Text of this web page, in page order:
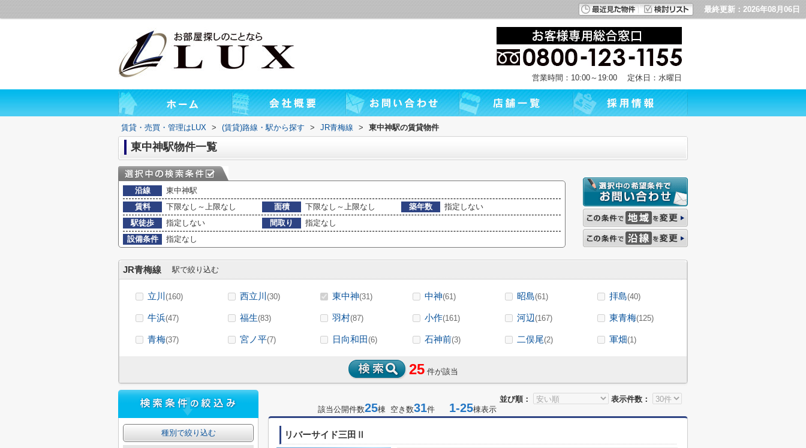
最終更新：2026年08月06日
営業時間：10:00～19:00 定休日：水曜日
賃貸・売買・管理はLUX > (賃貸)路線・駅から探す > JR青梅線 > 東中神駅の賃貸物件
東中神駅物件一覧
沿線
東中神駅
賃料
下限なし～上限なし 面積 下限なし～上限なし 築年数
指定しない
駅徒歩
指定しない 間取り
指定なし
設備条件
指定なし
JR青梅線 駅で絞り込む
立川 (160) 西立川 (30) 東中神(31) 中神(61) 昭島(61) 拝島(40)
牛浜(47) 福生(83) 羽村(87) 小作(161) 河辺(167) 東青梅(125)
青梅(37) 宮ノ平(7) 日向和田(6) 石神前(3) 二俣尾(2) 軍畑(1)
25 件が該当
並び順：
表示件数：
該当公開件数25棟 空き数31件 1-25棟表示
リバーサイド三田Ⅱ
種別で絞り込む